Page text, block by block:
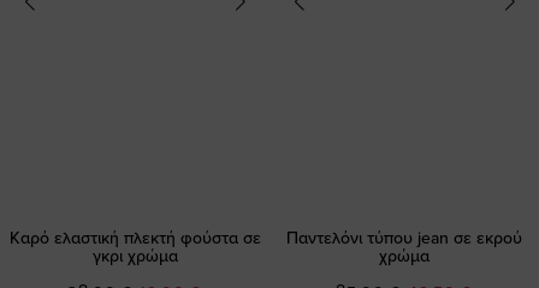
Καρό ελαστική πλεκτή φούστα σε
γκρι χρώμα
Παντελόνι τύπου jean σε εκρού
χρώμα